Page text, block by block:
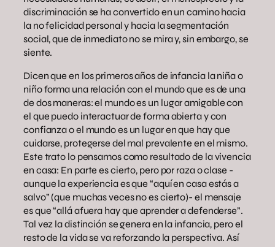
discriminación se ha convertido en un camino hacia
la no felicidad personal y hacia la segmentación
social, que de inmediato no se mira y, sin embargo, se
siente.
Dicen que en los primeros años de infancia la niña o
niño forma una relación con el mundo que es de una
de dos maneras: el mundo es un lugar amigable con
el que puedo interactuar de forma abierta y con
confianza o el mundo es un lugar en que hay que
cuidarse, protegerse del mal prevalente en el mismo.
Este trato lo pensamos como resultado de la vivencia
en casa: En parte es cierto, pero por raza o clase -
aunque la experiencia es que “aquí en casa estás a
salvo” (que muchas veces no es cierto)- el mensaje
es que “allá afuera hay que aprender a defenderse”.
Tal vez la distinción se genera en la infancia, pero el
resto de la vida se va reforzando la perspectiva. Así